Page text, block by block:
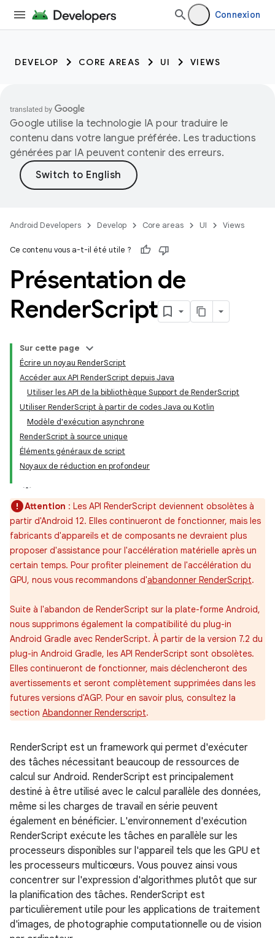
Connexion
DEVELOP CORE AREAS UI VIEWS
Google utilise la technologie IA pour traduire le
contenu dans votre langue préférée. Les traductions
générées par IA peuvent contenir des erreurs.
Android Developers Develop Core areas UI Views
Ce contenu vous a-t-il été utile ?
Présentation de
RenderScript
Sur cette page
Écrire un noyau RenderScript
Accéder aux API RenderScript depuis Java
Utiliser les API de la bibliothèque Support de RenderScript
Utiliser RenderScript à partir de codes Java ou Kotlin
Modèle d'exécution asynchrone
RenderScript à source unique
Éléments généraux de script
Noyaux de réduction en profondeur
Attention : Les API RenderScript deviennent obsolètes à
partir d'Android 12. Elles continueront de fonctionner, mais les
fabricants d'appareils et de composants ne devraient plus
proposer d'assistance pour l'accélération matérielle après un
certain temps. Pour profiter pleinement de l'accélération du
GPU, nous vous recommandons d'abandonner RenderScript.
Suite à l'abandon de RenderScript sur la plate-forme Android,
nous supprimons également la compatibilité du plug-in
Android Gradle avec RenderScript. À partir de la version 7.2 du
plug-in Android Gradle, les API RenderScript sont obsolètes.
Elles continueront de fonctionner, mais déclencheront des
avertissements et seront complètement supprimées dans les
futures versions d'AGP. Pour en savoir plus, consultez la
section Abandonner Renderscript.
RenderScript est un framework qui permet d'exécuter
des tâches nécessitant beaucoup de ressources de
calcul sur Android. RenderScript est principalement
destiné à être utilisé avec le calcul parallèle des données,
même si les charges de travail en série peuvent
également en bénéficier. L'environnement d'exécution
RenderScript exécute les tâches en parallèle sur les
processeurs disponibles sur l'appareil tels que les GPU et
les processeurs multicœurs. Vous pouvez ainsi vous
concentrer sur l'expression d'algorithmes plutôt que sur
la planification des tâches. RenderScript est
particulièrement utile pour les applications de traitement
d'images, de photographie computationnelle ou de vision